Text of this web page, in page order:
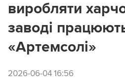
виробляти
заводі
«Артемсолі»
2026-06-04 16:56